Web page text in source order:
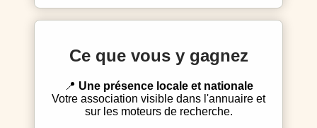
Ce que vous y gagnez
Une présence locale et nationale
Votre association visible dans l'annuaire et
sur les moteurs de recherche.